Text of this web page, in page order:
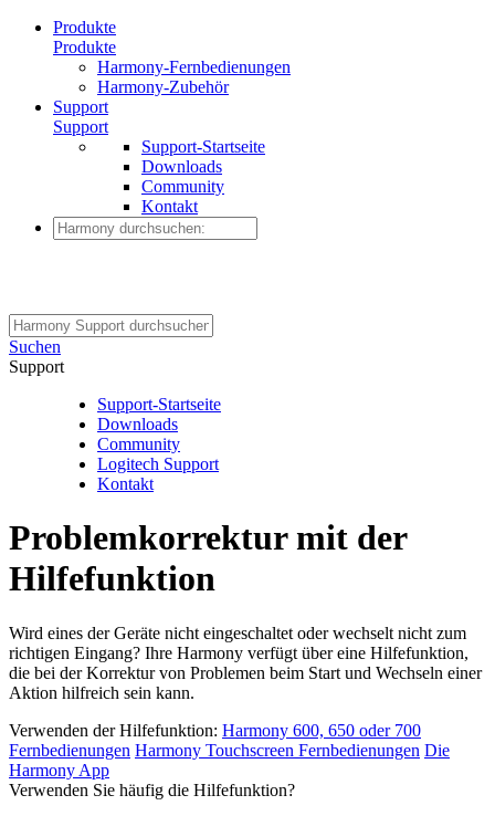
Produkte
Produkte
Harmony-Fernbedienungen
Harmony-Zubehör
Support
Support
Support-Startseite
Downloads
Community
Kontakt
Suchen
Support
Support-Startseite
Downloads
Community
Logitech Support
Kontakt
Problemkorrektur mit der
Hilfefunktion
Wird eines der Geräte nicht eingeschaltet oder wechselt nicht zum
richtigen Eingang? Ihre Harmony verfügt über eine Hilfefunktion,
die bei der Korrektur von Problemen beim Start und Wechseln einer
Aktion hilfreich sein kann.
Verwenden der Hilfefunktion: Harmony 600, 650 oder 700
Fernbedienungen Harmony Touchscreen Fernbedienungen Die
Harmony App
Verwenden Sie häufig die Hilfefunktion?